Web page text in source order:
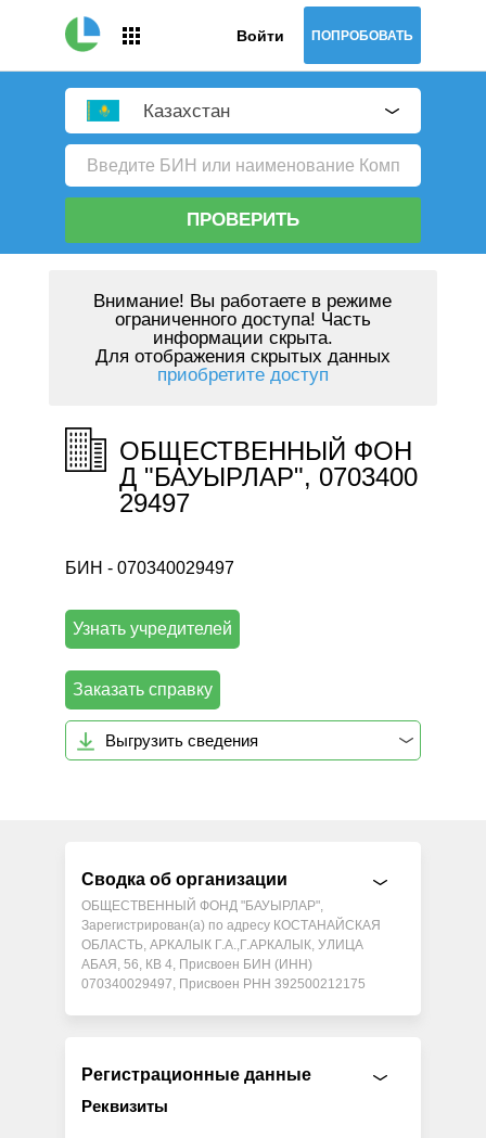
Войти ПОПРОБОВАТЬ
Казахстан
ПРОВЕРИТЬ
Внимание! Вы работаете в режиме
ограниченного доступа! Часть
информации скрыта.
Для отображения скрытых данных
приобретите доступ
ОБЩЕСТВЕННЫЙ ФОН
Д "БАУЫРЛАР", 0703400
29497
БИН - 070340029497
Узнать учредителей
Заказать справку
Выгрузить сведения
Сводка об организации
ОБЩЕСТВЕННЫЙ ФОНД "БАУЫРЛАР",
Зарегистрирован(а) по адресу КОСТАНАЙСКАЯ
ОБЛАСТЬ, АРКАЛЫК Г.А.,Г.АРКАЛЫК, УЛИЦА
АБАЯ, 56, КВ 4, Присвоен БИН (ИНН)
070340029497, Присвоен РНН 392500212175
Регистрационные данные
Реквизиты